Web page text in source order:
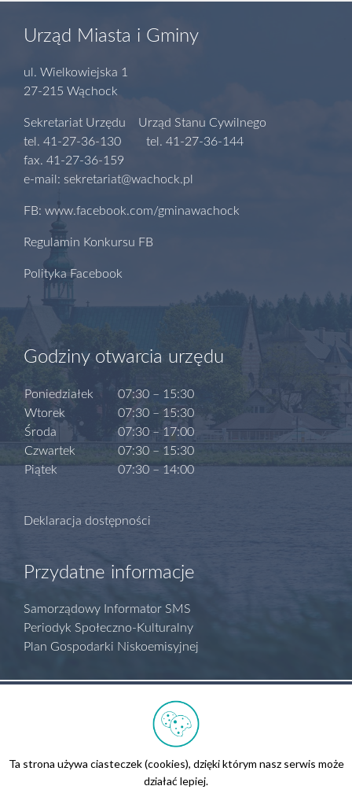
Urząd Miasta i Gminy
ul. Wielkowiejska 1
27-215 Wąchock
Sekretariat Urzędu Urząd Stanu Cywilnego
tel. 41-27-36-130 tel. 41-27-36-144
fax. 41-27-36-159
e-mail: sekretariat@wachock.pl
FB: www.facebook.com/gminawachock
Regulamin Konkursu FB
Polityka Facebook
Godziny otwarcia urzędu
Poniedziałek
Wtorek
Środa
Czwartek
Piątek
07:30 – 15:30
07:30 – 15:30
07:30 – 17:00
07:30 – 15:30
07:30 – 14:00
Deklaracja dostępności
Przydatne informacje
Samorządowy Informator SMS
Periodyk Społeczno-Kulturalny
Plan Gospodarki Niskoemisyjnej
Biuletyn Informacji Publicznej
Kontakt
Ta strona używa ciasteczek (cookies), dzięki którym nasz serwis może
działać lepiej.